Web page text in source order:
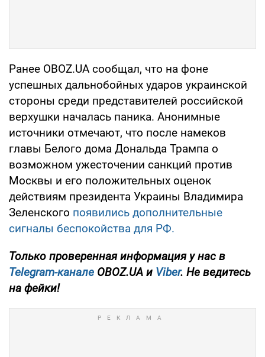
Ранее OBOZ.UA сообщал, что на фоне
успешных дальнобойных ударов украинской
стороны среди представителей российской
верхушки началась паника. Анонимные
источники отмечают, что после намеков
главы Белого дома Дональда Трампа о
возможном ужесточении санкций против
Москвы и его положительных оценок
действиям президента Украины Владимира
Зеленского появились дополнительные
сигналы беспокойства для РФ.
Только проверенная информация у нас в
Telegram-канале OBOZ.UA и Viber. Не ведитесь
на фейки!